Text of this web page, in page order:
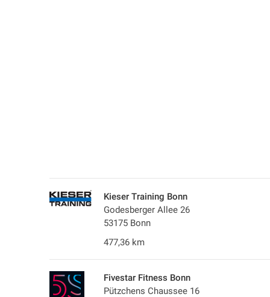
Kieser Training Bonn
Godesberger Allee 26
53175 Bonn
477,36 km
Fivestar Fitness Bonn
Pützchens Chaussee 16